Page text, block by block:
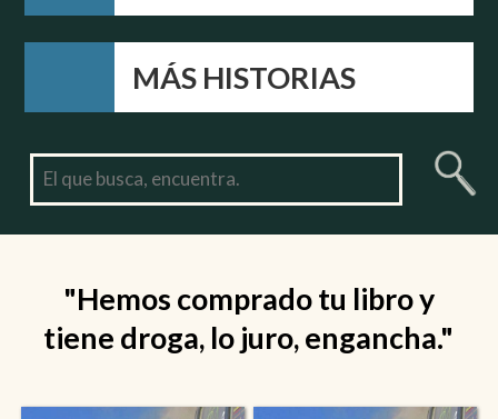
MÁS HISTORIAS
"Hemos comprado tu libro y
tiene droga, lo juro, engancha."